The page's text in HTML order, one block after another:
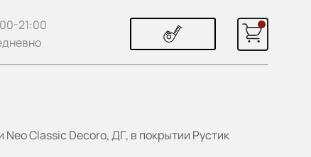
21:00
Classic Decoro, ДГ, в покрытии Рустик